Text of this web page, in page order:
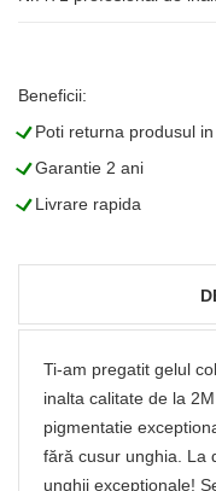
Beneficii:
LPoti returna produsul
LGarantie 2 ani
LLivrare rapida
Ti-am pregatit gelul
inalta calitate de la
pigmentatie
fără cusur unghia. La
unghii exceptionale!